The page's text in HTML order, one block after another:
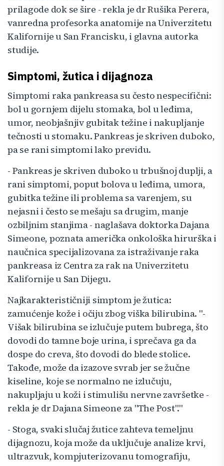
prilagode dok se šire - rekla je dr Rušika Perera,
vanredna profesorka anatomije na Univerzitetu
Kalifornije u San Francisku, i glavna autorka
studije.
Simptomi, žutica i dijagnoza
Simptomi raka pankreasa su često nespecifični:
bol u gornjem dijelu stomaka, bol u leđima,
umor, neobjašnjiv gubitak težine i nakupljanje
tečnosti u stomaku. Pankreas je skriven duboko,
pa se rani simptomi lako previdu.
- Pankreas je skriven duboko u trbušnoj duplji, a
rani simptomi, poput bolova u leđima, umora,
gubitka težine ili problema sa varenjem, su
nejasni i često se mešaju sa drugim, manje
ozbiljnim stanjima - naglašava doktorka Dajana
Simeone, poznata američka onkološka hirurška i
naučnica specijalizovana za istraživanje raka
pankreasa iz Centra za rak na Univerzitetu
Kalifornije u San Dijegu.
Najkarakterističniji simptom je žutica:
zamućenje kože i očiju zbog viška bilirubina. "-
Višak bilirubina se izlučuje putem bubrega, što
dovodi do tamne boje urina, i sprečava ga da
dospe do creva, što dovodi do blede stolice.
Takođe, može da izazove svrab jer se žučne
kiseline, koje se normalno ne izlučuju,
nakupljaju u koži i stimulišu nervne završetke -
rekla je dr Dajana Simeone za "The Post"."
- Stoga, svaki slučaj žutice zahteva temeljnu
dijagnozu, koja može da uključuje analize krvi,
ultrazvuk, kompjuterizovanu tomografiju,